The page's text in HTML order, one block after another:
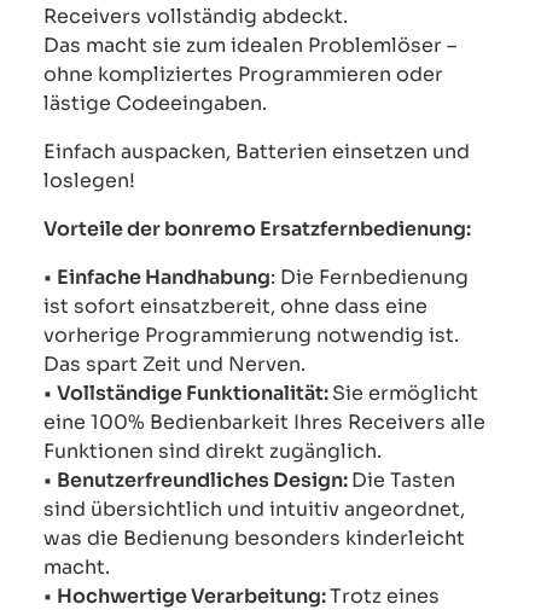
Receivers vollständig abdeckt.
Das macht sie zum idealen Problemlöser –
ohne kompliziertes Programmieren oder
lästige Codeeingaben.
Einfach auspacken, Batterien einsetzen und
loslegen!
Vorteile der bonremo Ersatzfernbedienung:
• Einfache Handhabung: Die Fernbedienung
ist sofort einsatzbereit, ohne dass eine
vorherige Programmierung notwendig ist.
Das spart Zeit und Nerven.
• Vollständige Funktionalität:Sie ermöglicht
eine 100% Bedienbarkeit Ihres Receivers alle
Funktionen sind direkt zugänglich.
• Benutzerfreundliches Design:Die Tasten
sind übersichtlich und intuitiv angeordnet,
was die Bedienung besonders kinderleicht
macht.
• Hochwertige Verarbeitung:Trotz eines